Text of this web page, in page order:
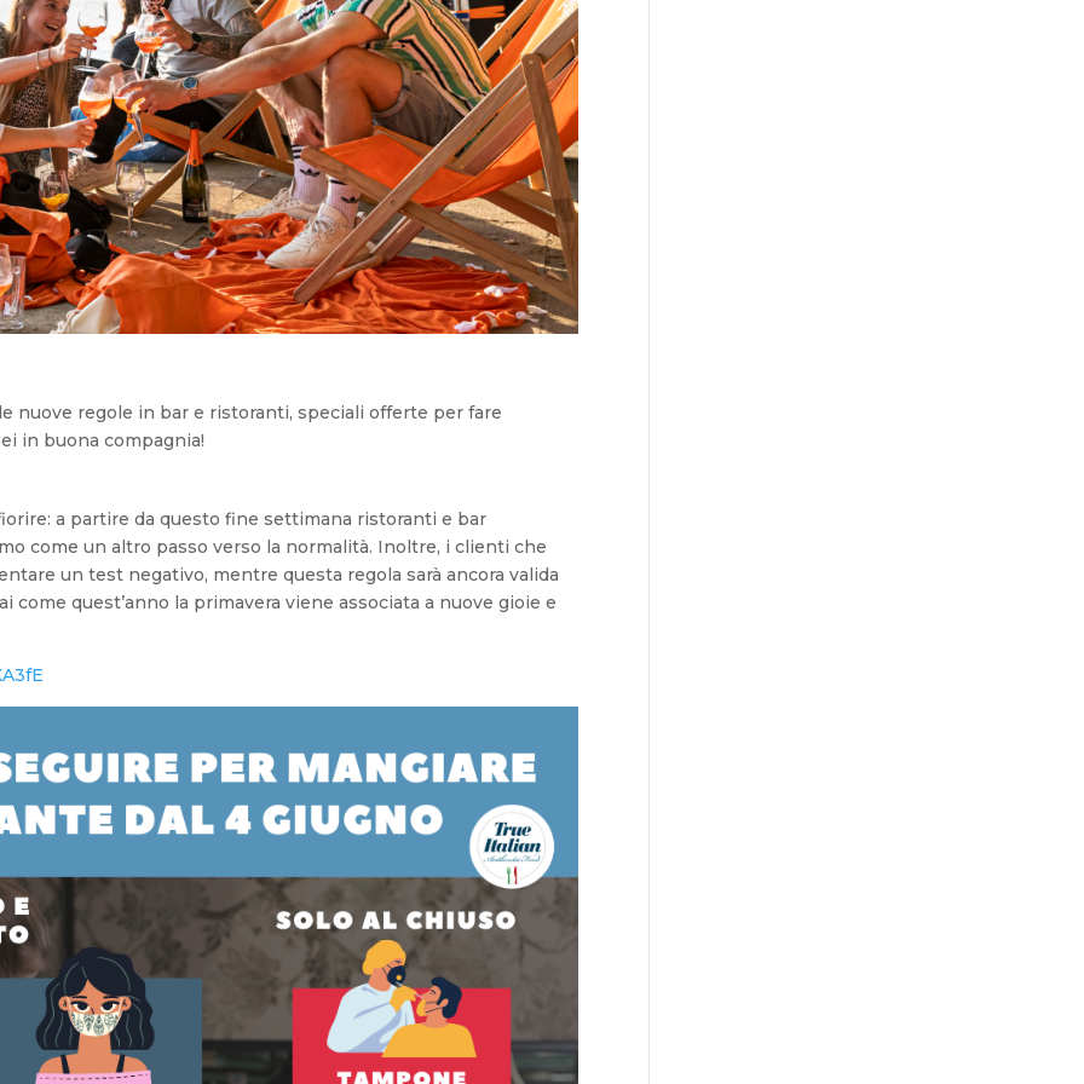
nuove regole in bar e ristoranti, speciali offerte per fare
in buona compagnia!
a partire da questo fine settimana ristoranti e bar
come un altro passo verso la normalità. Inoltre, i clienti che
un test negativo, mentre questa regola sarà ancora valida
come quest’anno la primavera viene associata a nuove gioie e